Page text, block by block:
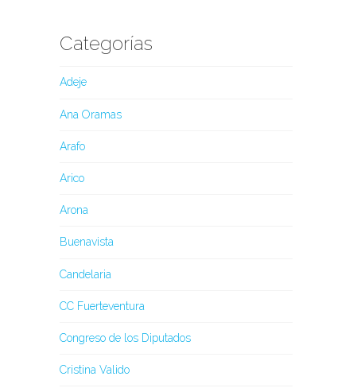
Categorías
Adeje
Ana Oramas
Arafo
Arico
Arona
Buenavista
Candelaria
CC Fuerteventura
Congreso de los Diputados
Cristina Valido